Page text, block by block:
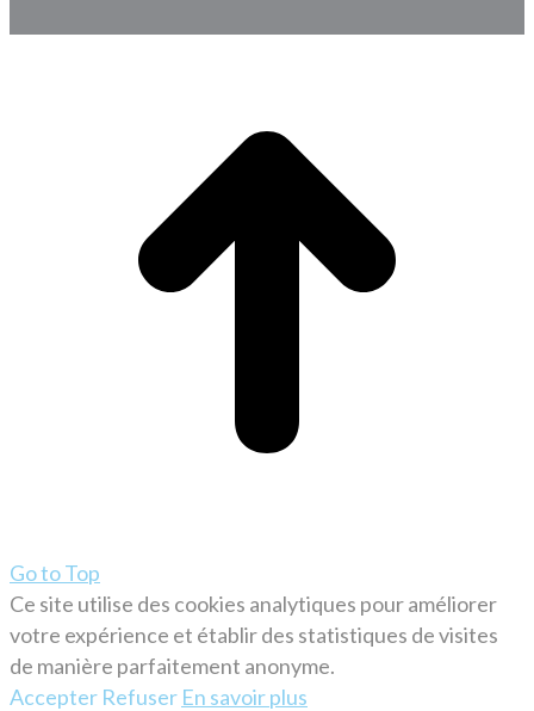
Go to Top
Ce site utilise des cookies analytiques pour améliorer
votre expérience et établir des statistiques de visites
de manière parfaitement anonyme.
Accepter Refuser En savoir plus